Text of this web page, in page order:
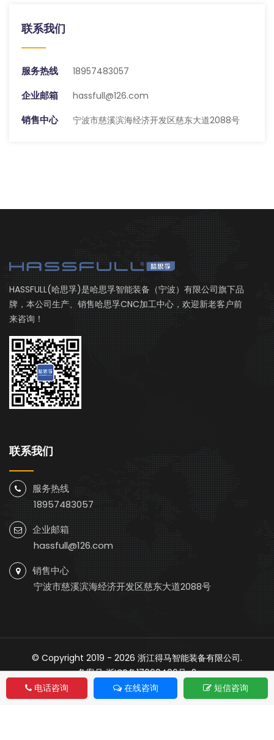
联系我们
服务热线 18957483057
企业邮箱 hassfull@126.com
销售中心 宁波市慈溪滨海经济开发区慈东大道2088号
HASSFULL(哈思孚)是哈思孚智能装备（宁波）有限公司旗下品
牌，本公司生产、销售哈思孚CNC加工中心，欢迎新老客户前
来咨询！
联系我们
服务热线
18957483057
企业邮箱
hassfull@126.com
销售中心
宁波市慈溪滨海经济开发区慈东大道2088号
© Copyright 2019 - 2026 浙江得马智能装备有限公司.
备案号浙ICP备17060406号-2
网站地图
电话咨询 在线咨询 短信咨询